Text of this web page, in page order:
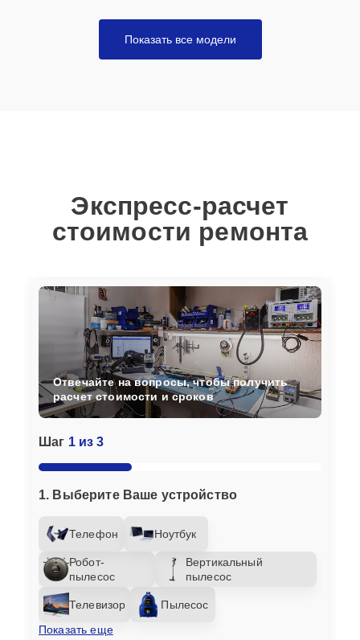
Показать все модели
Экспресс-расчет
стоимости ремонта
Шаг 1 из 3
1. Выберите Ваше устройство
Телефон Ноутбук
Робот-
пылесос
Вертикальный
пылесос
Телевизор
Пылесос
Показать еще
Отвечайте на вопросы, чтобы получить
расчет стоимости и сроков